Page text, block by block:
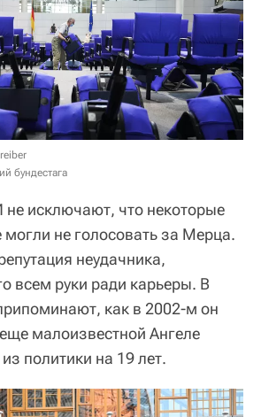
бундестага
исключают, что некоторые
не голосовать за Мерца.
неудачника,
всем руки ради карьеры. В
как в 2002-м он
малоизвестной Ангеле
политики на 19 лет.